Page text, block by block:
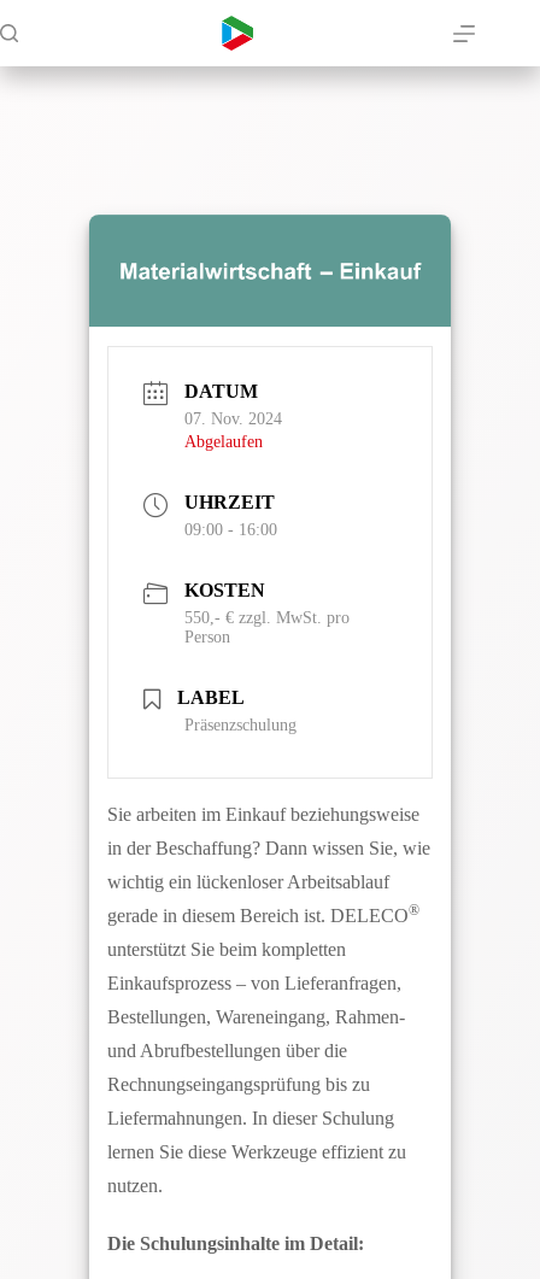
Inhalt
DATUM
07. Nov. 2024
Abgelaufen
UHRZEIT
09:00 - 16:00
KOSTEN
550,- € zzgl. MwSt. pro
Person
LABEL
Präsenzschulung
Sie arbeiten im Einkauf beziehungsweise
in der Beschaffung? Dann wissen Sie, wie
wichtig ein lückenloser Arbeitsablauf
gerade in diesem Bereich ist. DELECO®
unterstützt Sie beim kompletten
Einkaufsprozess – von Lieferanfragen,
Bestellungen, Wareneingang, Rahmen-
und Abrufbestellungen über die
Rechnungseingangsprüfung bis zu
Liefermahnungen. In dieser Schulung
lernen Sie diese Werkzeuge effizient zu
nutzen.
Die Schulungsinhalte im Detail: